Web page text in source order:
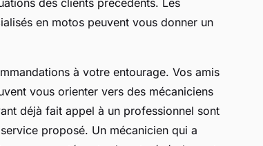
en motos peuvent vous donner un
à votre entourage. Vos amis
vous orienter vers des mécaniciens
déjà fait appel à un professionnel sont
proposé. Un mécanicien qui a